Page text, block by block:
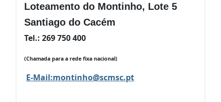
Loteamento do Montinho, Lote 5
Santiago do Cacém
Tel.: 269 750 400
(Chamada para a rede fixa nacional)
E-Mail:montinho@scmsc.pt